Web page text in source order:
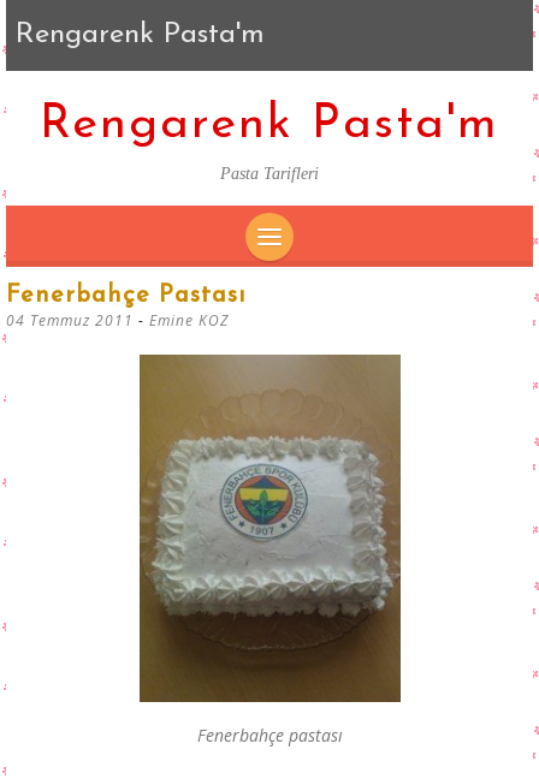
Rengarenk Pasta'm
Rengarenk Pasta'm
Pasta Tarifleri
Fenerbahçe Pastası
04 Temmuz 2011 - Emine KOZ
Fenerbahçe pastası